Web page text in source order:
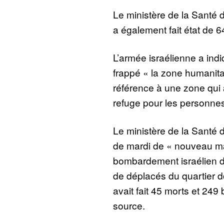
Le ministère de la Santé
a également fait état de
L’armée israélienne a
frappé « la zone
référence à une zone
refuge pour les
Le ministère de la Santé
de mardi de « nouveau
bombardement israélien
de déplacés du quartier
avait fait 45 morts et 249
source.